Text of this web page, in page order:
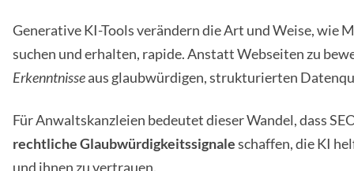
Generative KI-Tools verändern die Art und Weise, wie
suchen und erhalten, rapide. Anstatt Webseiten zu
Erkenntnisseaus glaubwürdigen, strukturierten
Für Anwaltskanzleien bedeutet dieser Wandel, dass
rechtliche Glaubwürdigkeitssignaleschaffen, die KI
und ihnen zu vertrauen.